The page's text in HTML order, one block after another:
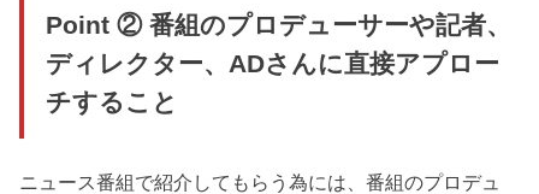
Point ② 番組のプロデューサーや記者、
ディレクター、ADさんに直接アプロー
チすること
ニュース番組で紹介してもらう為には、番組のプロデュ